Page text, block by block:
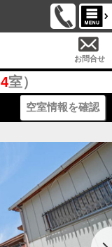
お問合せ
4室）
空室情報を確認